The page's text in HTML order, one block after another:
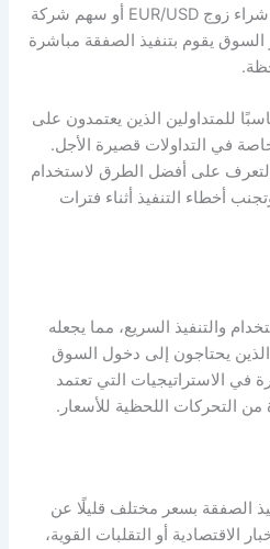
فعلى سبيل المثال، إذا قررت شراء زوج EUR/USD أو سهم شركة
السوق يقوم بتنفيذ الصفقة مباشرة
للمتداولين الذين يعتمدون على
في التداولات قصيرة الأجل.
على أفضل الطرق لاستخدام
أخطاء التنفيذ أثناء فترات
والتنفيذ السريع، مما يجعله
الذين يحتاجون إلى دخول السوق
الاستراتيجيات التي تعتمد
التحركات اللحظية للأسعار.
الصفقة بسعر مختلف قليلًا عن
الاقتصادية أو التقلبات القوية،